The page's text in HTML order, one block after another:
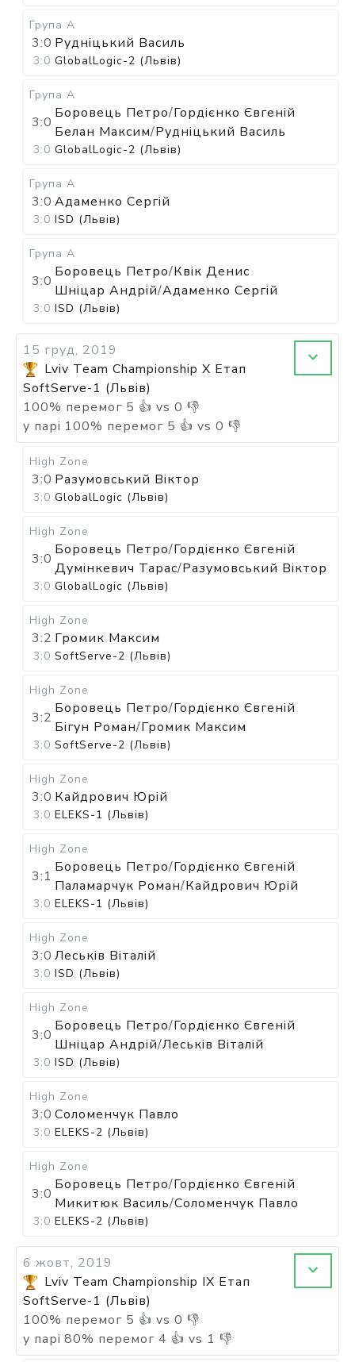
Група А
3:0 Рудніцький Василь
3:0 GlobalLogic-2 (Львів)
Група А
3:0
Боровець Петро/Гордієнко Євгеній
Белан Максим/Рудніцький Василь
3:0 GlobalLogic-2 (Львів)
Група А
3:0 Адаменко Сергій
3:0 ISD (Львів)
Група А
3:0
Боровець Петро/Квік Денис
Шніцар Андрій/Адаменко Сергій
3:0 ISD (Львів)
15 груд, 2019
Lviv Team Championship X Етап
SoftServe-1 (Львів)
100% перемог 5 👍 vs 0 👎
у парі 100% перемог 5 👍 vs 0 👎
High Zone
3:0 Разумовський Віктор
3:0 GlobalLogic (Львів)
High Zone
3:0
Боровець Петро/Гордієнко Євгеній
Думінкевич Тарас/Разумовський Віктор
3:0 GlobalLogic (Львів)
High Zone
3:2 Громик Максим
3:0 SoftServe-2 (Львів)
High Zone
3:2
Боровець Петро/Гордієнко Євгеній
Бігун Роман/Громик Максим
3:0 SoftServe-2 (Львів)
High Zone
3:0 Кайдрович Юрій
3:0 ELEKS-1 (Львів)
High Zone
3:1
Боровець Петро/Гордієнко Євгеній
Паламарчук Роман/Кайдрович Юрій
3:0 ELEKS-1 (Львів)
High Zone
3:0 Леськів Віталій
3:0 ISD (Львів)
High Zone
3:0
Боровець Петро/Гордієнко Євгеній
Шніцар Андрій/Леськів Віталій
3:0 ISD (Львів)
High Zone
3:0 Соломенчук Павло
3:0 ELEKS-2 (Львів)
High Zone
3:0
Боровець Петро/Гордієнко Євгеній
Микитюк Василь/Соломенчук Павло
3:0 ELEKS-2 (Львів)
6 жовт, 2019
Lviv Team Championship IX Етап
SoftServe-1 (Львів)
100% перемог 5 👍 vs 0 👎
у парі 80% перемог 4 👍 vs 1 👎